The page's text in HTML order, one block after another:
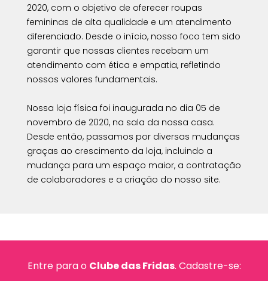
2020, com o objetivo de oferecer roupas
femininas de alta qualidade e um atendimento
diferenciado. Desde o início, nosso foco tem sido
garantir que nossas clientes recebam um
atendimento com ética e empatia, refletindo
nossos valores fundamentais.
Nossa loja física foi inaugurada no dia 05 de
novembro de 2020, na sala da nossa casa.
Desde então, passamos por diversas mudanças
graças ao crescimento da loja, incluindo a
mudança para um espaço maior, a contratação
de colaboradores e a criação do nosso site.
Entre para o Clube das Fridas. Cadastre-se: